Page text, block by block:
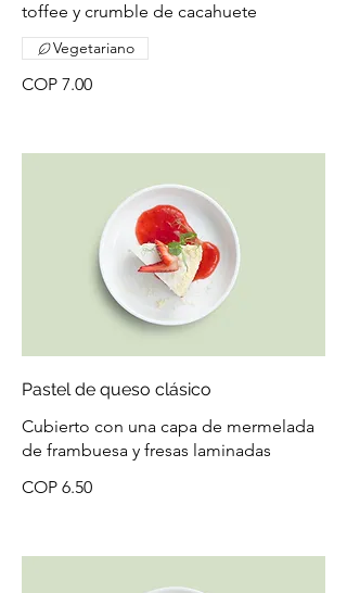
toffee y crumble de cacahuete
COP 7.00
Vegetariano
Pastel de queso clásico
Cubierto con una capa de mermelada
de frambuesa y fresas laminadas
COP 6.50